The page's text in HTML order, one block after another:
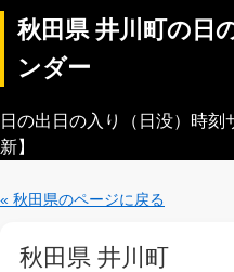
秋田県 井川町の日
ンダー
日の出日の入り（日没）時
新】
« 秋田県のページに戻る
秋田県 井川町